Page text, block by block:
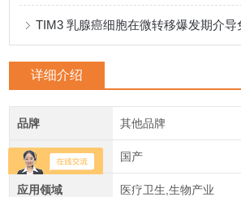
TIM3 乳腺癌细胞在微转移爆发期介导
详细介绍
品牌 其他品牌
产地类别 国产
应用领域 医疗卫生,生物产业